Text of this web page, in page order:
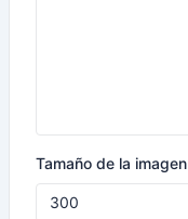
Tamaño de la imagen